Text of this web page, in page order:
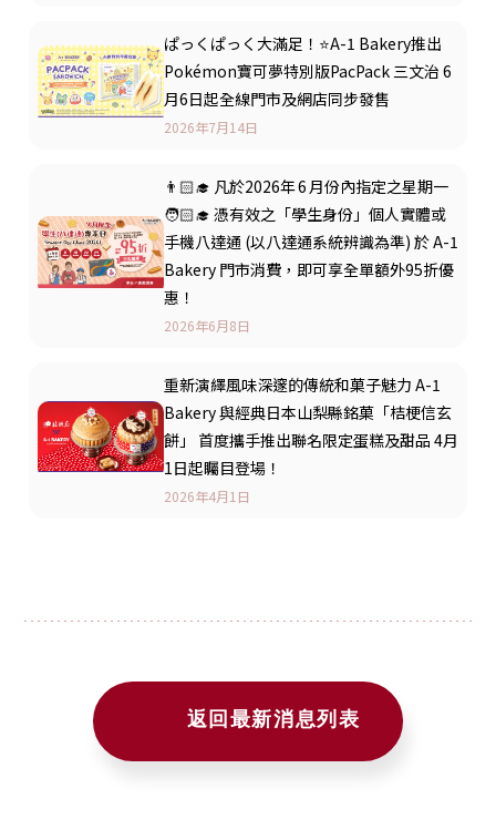
ぱっくぱっく大滿足！⭐A-1 Bakery推出
Pokémon寶可夢特別版PacPack 三文治 6
月6日起全線門市及網店同步發售
2026年7月14日
👨🏻‍🎓 凡於2026年 6 月份內指定之星期一
🧑🏻‍🎓 憑有效之「學生身份」個人實體或
手機八達通 (以八達通系統辨識為準) 於 A-1
Bakery 門市消費，即可享全單額外95折優
惠！
2026年6月8日
重新演繹風味深邃的傳統和菓子魅力 A-1
Bakery 與經典日本山梨縣銘菓「桔梗信玄
餅」 首度攜手推出聯名限定蛋糕及甜品 4月
1日起矚目登場！
2026年4月1日
返回最新消息列表